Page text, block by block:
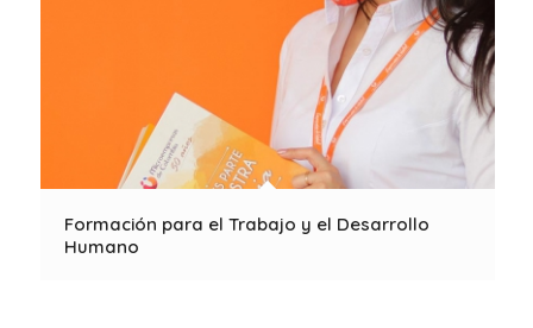
Formación para el Trabajo y el Desarrollo
Humano